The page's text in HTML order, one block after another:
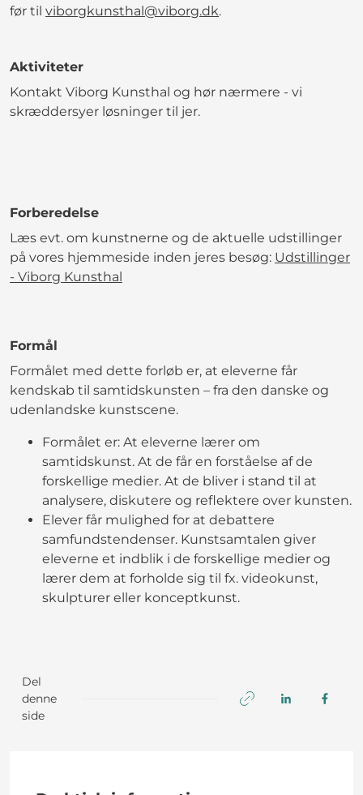
før til viborgkunsthal@viborg.dk.
Aktiviteter
Kontakt Viborg Kunsthal og hør nærmere - vi
skræddersyer løsninger til jer.
Forberedelse
Læs evt. om kunstnerne og de aktuelle udstillinger
på vores hjemmeside inden jeres besøg: Udstillinger
- Viborg Kunsthal
Formål
Formålet med dette forløb er, at eleverne får
kendskab til samtidskunsten – fra den danske og
udenlandske kunstscene.
Formålet er: At eleverne lærer om
samtidskunst. At de får en forståelse af de
forskellige medier. At de bliver i stand til at
analysere, diskutere og reflektere over kunsten.
Elever får mulighed for at debattere
samfundstendenser. Kunstsamtalen giver
eleverne et indblik i de forskellige medier og
lærer dem at forholde sig til fx. videokunst,
skulpturer eller konceptkunst.
Del
denne
side